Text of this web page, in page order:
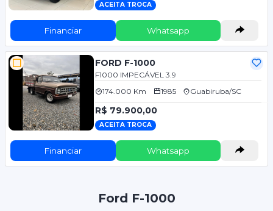
ACEITA TROCA
Financiar Whatsapp
FORD F-1000
F1000 IMPECÁVEL 3.9
174.000 Km
1985 Guabiruba/SC
R$ 79.900,00
ACEITA TROCA
Financiar Whatsapp
Ford F-1000